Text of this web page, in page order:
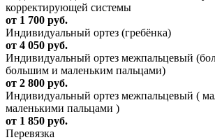
корректирующей системы
от 1 700 руб.
Индивидуальный ортез (гребёнка)
от 4 050 руб.
Индивидуальный ортез межпальцевый
большим и маленьким пальцами)
от 2 800 руб.
Индивидуальный ортез межпальцевый (
маленькими пальцами )
от 1 850 руб.
Перевязка